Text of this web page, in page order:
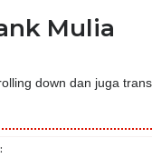
Mulia
down dan juga